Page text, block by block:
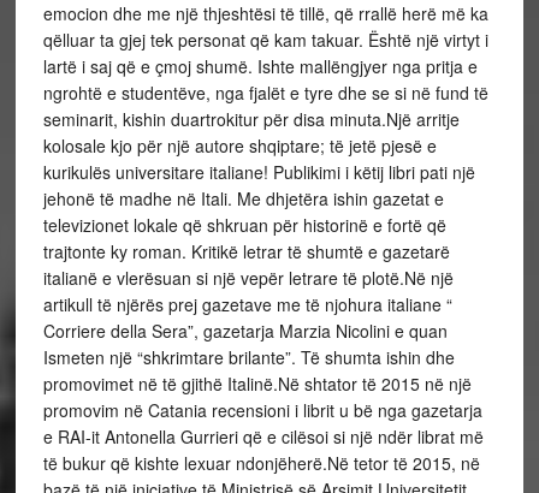
emocion dhe me një thjeshtësi të tillë, që rrallë herë më ka
qëlluar ta gjej tek personat që kam takuar. Është një virtyt i
lartë i saj që e çmoj shumë. Ishte mallëngjyer nga pritja e
ngrohtë e studentëve, nga fjalët e tyre dhe se si në fund të
seminarit, kishin duartrokitur për disa minuta.Një arritje
kolosale kjo për një autore shqiptare; të jetë pjesë e
kurikulës universitare italiane! Publikimi i këtij libri pati një
jehonë të madhe në Itali. Me dhjetëra ishin gazetat e
televizionet lokale që shkruan për historinë e fortë që
trajtonte ky roman. Kritikë letrar të shumtë e gazetarë
italianë e vlerësuan si një vepër letrare të plotë.Në një
artikull të njërës prej gazetave me të njohura italiane “
Corriere della Sera”, gazetarja Marzia Nicolini e quan
Ismeten një “shkrimtare brilante”. Të shumta ishin dhe
promovimet në të gjithë Italinë.Në shtator të 2015 në një
promovim në Catania recensioni i librit u bë nga gazetarja
e RAI-it Antonella Gurrieri që e cilësoi si një ndër librat më
të bukur që kishte lexuar ndonjëherë.Në tetor të 2015, në